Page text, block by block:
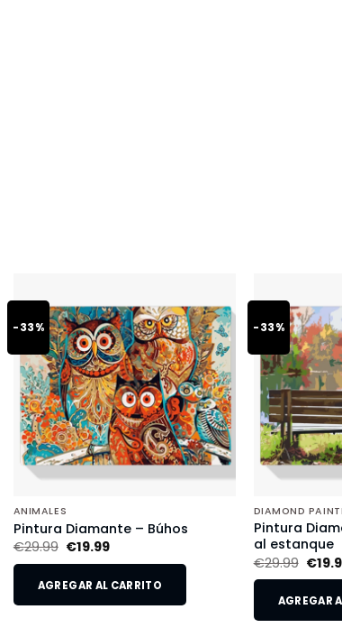
-33%
ANIMALES
Pintura Diamante – Búhos
€29.99 €19.99
AGREGAR AL CARRITO
-33%
DIAMOND
Pintura
al estanque
€29.99 €
AGREGAR